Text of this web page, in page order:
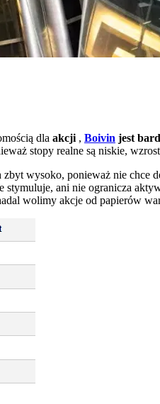
dla akcji , Boivin jest
stopy realne są niskie,
wysoko, ponieważ nie chce
ani nie ogranicza
wolimy akcje od papierów